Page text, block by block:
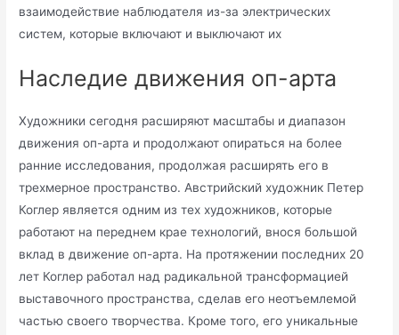
взаимодействие наблюдателя из-за электрических
систем, которые включают и выключают их
Наследие движения оп-арта
Художники сегодня расширяют масштабы и диапазон
движения оп-арта и продолжают опираться на более
ранние исследования, продолжая расширять его в
трехмерное пространство. Австрийский художник Петер
Коглер является одним из тех художников, которые
работают на переднем крае технологий, внося большой
вклад в движение оп-арта. На протяжении последних 20
лет Коглер работал над радикальной трансформацией
выставочного пространства, сделав его неотъемлемой
частью своего творчества. Кроме того, его уникальные